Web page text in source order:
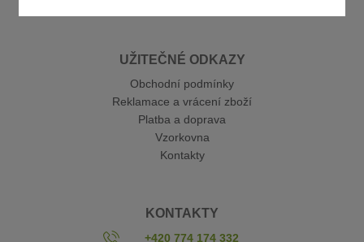
UŽITEČNÉ ODKAZY
Obchodní podmínky
Reklamace a vrácení zboží
Platba a doprava
Vzorkovna
Kontakty
KONTAKTY
+420 774 174 332